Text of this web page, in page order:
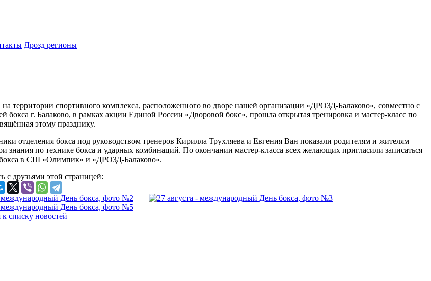
Дрозд регионы
на территории спортивного комплекса, расположенного во дворе нашей организации «ДРОЗД-Балаково», совместно с
бокса г. Балаково, в рамках акции Единой России «Дворовой бокс», прошла открытая тренировка и мастер-класс по
этому празднику.
отделения бокса под руководством тренеров Кирилла Трухляева и Евгения Ван показали родителям и жителям
знания по технике бокса и ударных комбинаций. По окончании мастер-класса всех желающих пригласили записаться
в СШ «Олимпик» и «ДРОЗД-Балаково».
с друзьями этой страницей:
к списку новостей